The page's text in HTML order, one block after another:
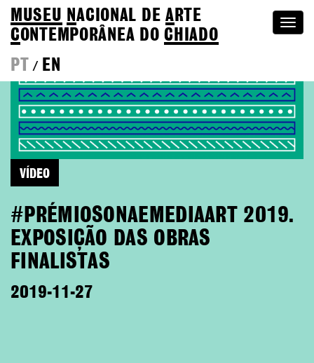
MUSEU NACIONAL DEA RTE
CONTEMPORÂNEA DOCHIADO
PT
/ EN
VÍDEO
#PRÉMIOSONAEMEDIAART 2019.
EXPOSIÇÃO DAS OBRAS
FINALISTAS
2019-11-27